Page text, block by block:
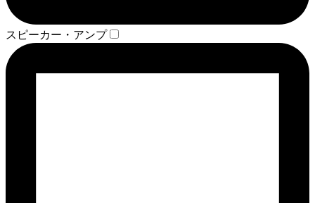
スピーカー・アンプ